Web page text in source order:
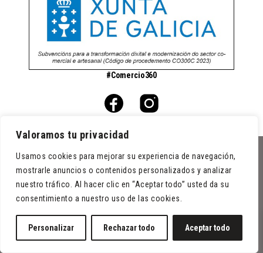
Valoramos tu privacidad
Usamos cookies para mejorar su experiencia de navegación,
mostrarle anuncios o contenidos personalizados y analizar
nuestro tráfico. Al hacer clic en “Aceptar todo” usted da su
consentimiento a nuestro uso de las cookies.
Personalizar Rechazar todo Aceptar todo
#Comercio360
Condiciones de venta
Aviso legal
0